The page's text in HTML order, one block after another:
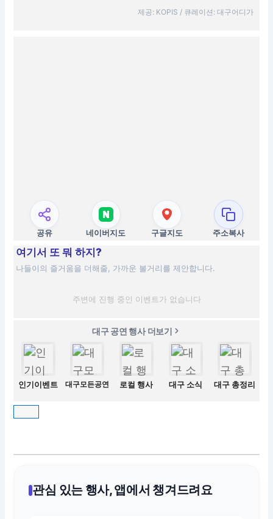
제공: KOPIS / 큐레이션: 대구어디가
공유 네이버지도 구글지도 주소복사
여기서 또 뭐 하지?
나들이의 즐거움을 더해줄, 가까운 볼거리를 제안합니다.
주변에 진행 중인 이벤트가 없습니다
대구 공연 행사 더보기
인기이벤트 대구모든공연 로컬 행사 대구 소식 대구 총정리
관심 있는 행사, 앱에서 챙겨드려요